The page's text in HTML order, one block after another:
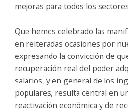
mejoras para todos los
Que hemos celebrado las
en reiteradas ocasiones por
expresando la convicción de
recuperación real del poder
salarios, y en general de los
populares, resulta central en
reactivación económica y de